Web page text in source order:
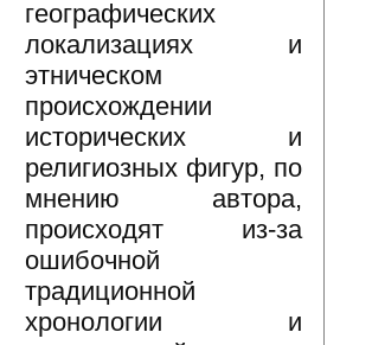
географических
локализациях и
этническом
происхождении
исторических и
религиозных фигур, по
мнению автора,
происходят из-за
ошибочной
традиционной
хронологии и